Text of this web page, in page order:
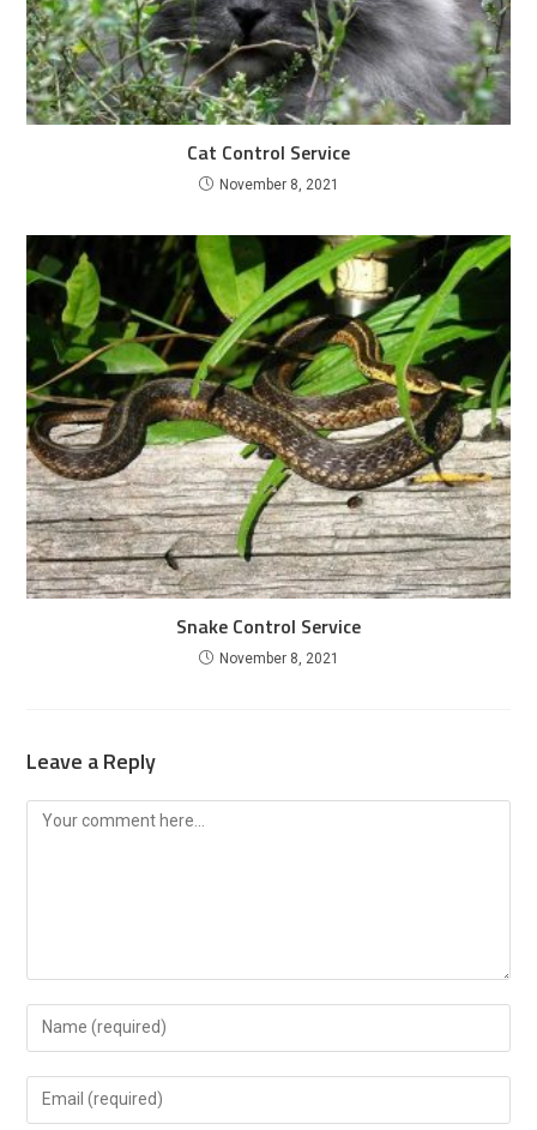
Cat Control Service
November 8, 2021
Snake Control Service
November 8, 2021
Leave a Reply
Comment
Enter
your
name
Enter
your